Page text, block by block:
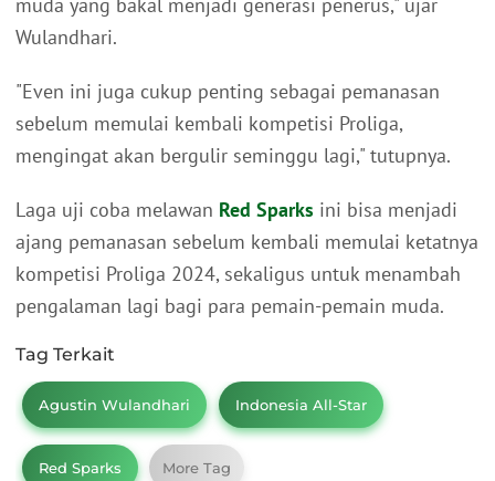
muda yang bakal menjadi generasi penerus," ujar
Wulandhari.
"Even ini juga cukup penting sebagai pemanasan
sebelum memulai kembali kompetisi Proliga,
mengingat akan bergulir seminggu lagi," tutupnya.
Laga uji coba melawan Red Sparks ini bisa menjadi
ajang pemanasan sebelum kembali memulai ketatnya
kompetisi Proliga 2024, sekaligus untuk menambah
pengalaman lagi bagi para pemain-pemain muda.
Tag Terkait
Agustin Wulandhari Indonesia All-Star
Red Sparks More Tag